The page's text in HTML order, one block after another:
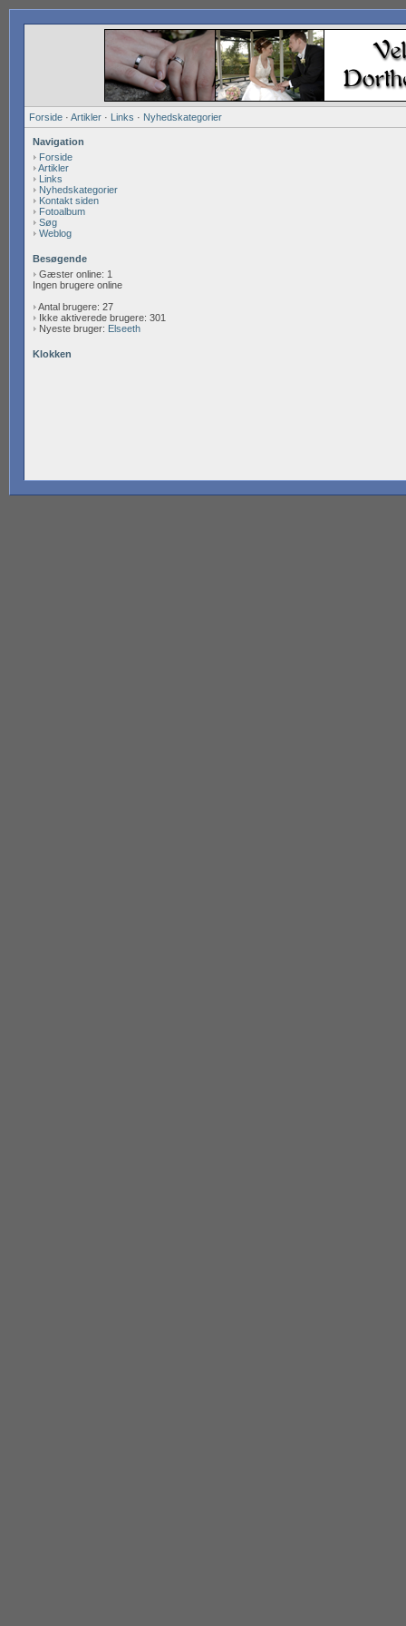
Forside · Artikler · Links · Nyhedskategorier
Navigation
Forside
Artikler
Links
Nyhedskategorier
Kontakt siden
Fotoalbum
Søg
Weblog
Besøgende
Gæster online: 1
Ingen brugere online
Antal brugere: 27
Ikke aktiverede brugere: 301
Nyeste bruger: Elseeth
Klokken